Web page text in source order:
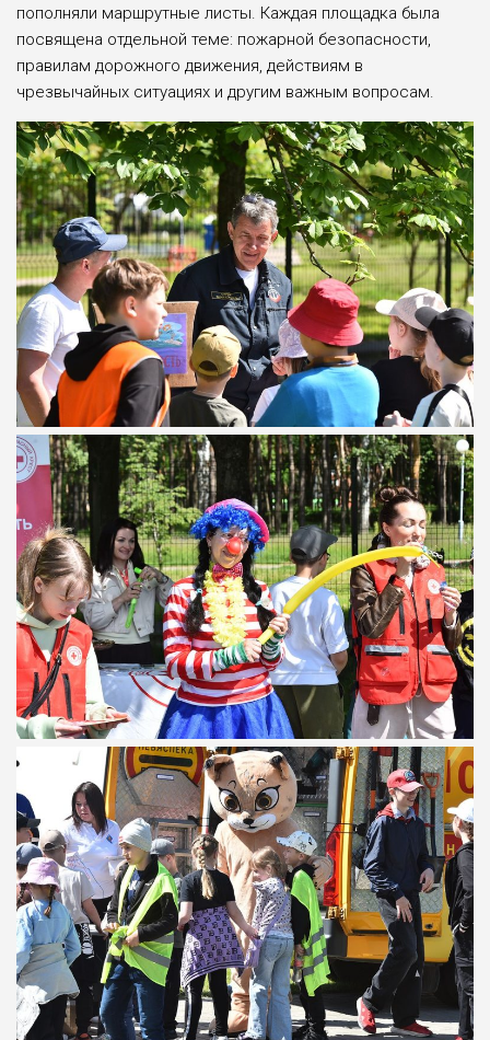
пополняли маршрутные листы. Каждая площадка была
посвящена отдельной теме: пожарной безопасности,
правилам дорожного движения, действиям в
чрезвычайных ситуациях и другим важным вопросам.